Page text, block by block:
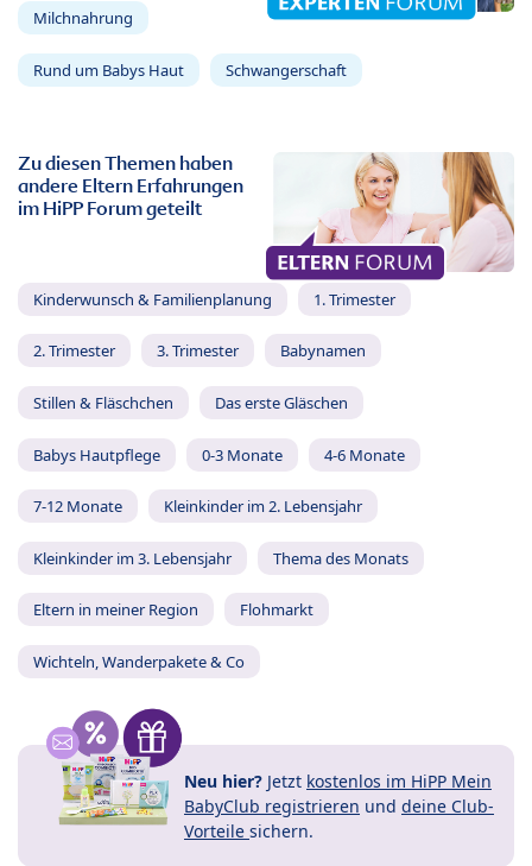
Milchnahrung
Rund um Babys Haut Schwangerschaft
Zu diesen Themen haben
andere Eltern Erfahrungen
im HiPP Forum geteilt
Kinderwunsch & Familienplanung 1. Trimester
2. Trimester 3. Trimester Babynamen
Stillen & Fläschchen Das erste Gläschen
Babys Hautpflege 0-3 Monate 4-6 Monate
7-12 Monate Kleinkinder im 2. Lebensjahr
Kleinkinder im 3. Lebensjahr Thema des Monats
Eltern in meiner Region Flohmarkt
Wichteln, Wanderpakete & Co
Neu hier? Jetzt kostenlos im HiPP Mein
BabyClub registrieren und deine Club-
Vorteile sichern.